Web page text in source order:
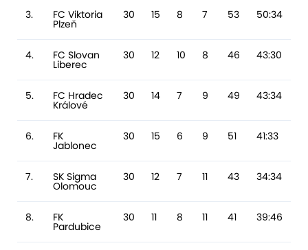
3. FC Viktoria
Plzeň
30 15 8 7 53 50:34
4. FC Slovan
Liberec
30 12 10 8 46 43:30
5. FC Hradec
Králové
30 14 7 9 49 43:34
6. FK
Jablonec
30 15 6 9 51 41:33
7. SK Sigma
Olomouc
30 12 7 11 43 34:34
8. FK
Pardubice
30 11 8 11 41 39:46